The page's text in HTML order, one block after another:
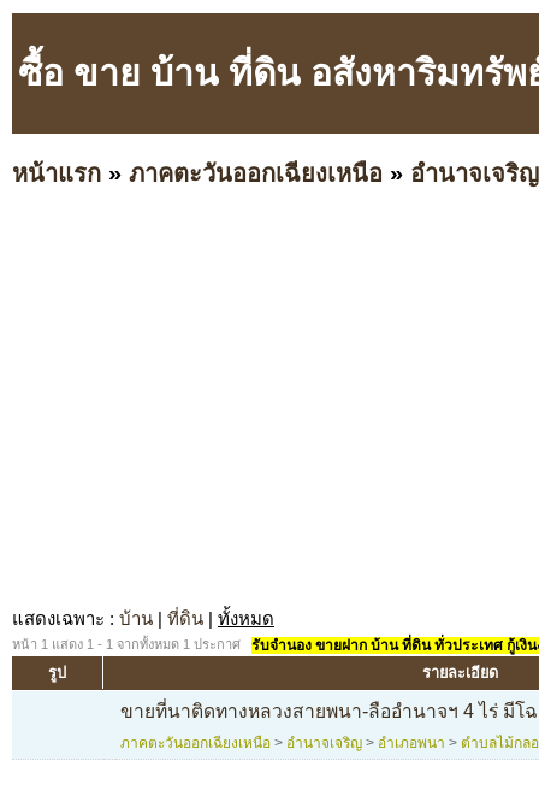
ซื้อ ขาย บ้าน ที่ดิน อสังหาริมทรัพ
หน้าแรก » ภาคตะวันออกเฉียงเหนือ » อำนาจเจริญ
แสดงเฉพาะ : บ้าน | ที่ดิน | ทั้งหมด
หน้า 1 แสดง 1 - 1 จากทั้งหมด 1 ประกาศ รับจำนอง ขายฝาก บ้าน ที่ดิน ทั่วประเทศ กู้เงิ
รูป รายละเอียด
ขายที่นาติดทางหลวงสายพนา-ลืออำนาจฯ 4 ไร่ มีโ
ภาคตะวันออกเฉียงเหนือ > อำนาจเจริญ > อำเภอพนา > ตำบลไม้กล